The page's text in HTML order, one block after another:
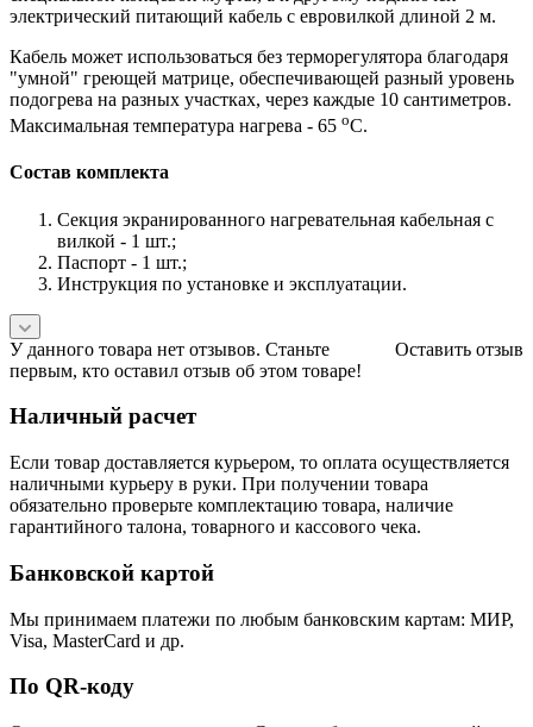
электрический питающий кабель с евровилкой длиной 2 м.
Кабель может использоваться без терморегулятора благодаря
"умной" греющей матрице, обеспечивающей разный уровень
подогрева на разных участках, через каждые 10 сантиметров.
Максимальная температура нагрева - 65 оС.
Состав комплекта
Секция экранированного нагревательная кабельная с
вилкой - 1 шт.;
Паспорт - 1 шт.;
Инструкция по установке и эксплуатации.
Оставить отзыв
У данного товара нет отзывов. Станьте
первым, кто оставил отзыв об этом товаре!
Наличный расчет
Если товар доставляется курьером, то оплата осуществляется
наличными курьеру в руки. При получении товара
обязательно проверьте комплектацию товара, наличие
гарантийного талона, товарного и кассового чека.
Банковской картой
Мы принимаем платежи по любым банковским картам: МИР,
Visa, MasterCard и др.
По QR-коду